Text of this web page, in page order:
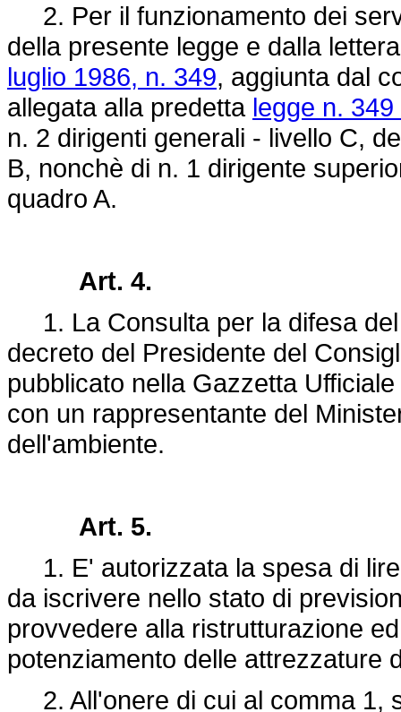
2. Per il funzionamento dei
della presente legge e dalla
luglio 1986, n. 349, aggiunta dal
allegata alla predetta legge n.
n. 2 dirigenti generali - livello C,
B, nonchè di n. 1 dirigente
quadro A.
Art. 4.
1. La Consulta per la difesa del
decreto del Presidente del
pubblicato nella Gazzetta
con un rappresentante del
dell'ambiente.
Art. 5.
1. E' autorizzata la spesa di lire
da iscrivere nello stato di
provvedere alla ristrutturazione
potenziamento delle attrezzature
2. All'onere di cui al comma 1,